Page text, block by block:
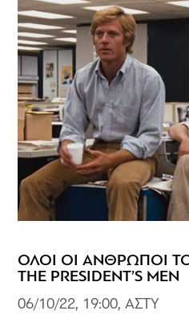
ΟΛΟΙ ΟΙ ΑΝΘΡΩΠΟΙ
THE PRESIDENT’S MEN
06/10/22, 19:00, ΑΣΤΥ